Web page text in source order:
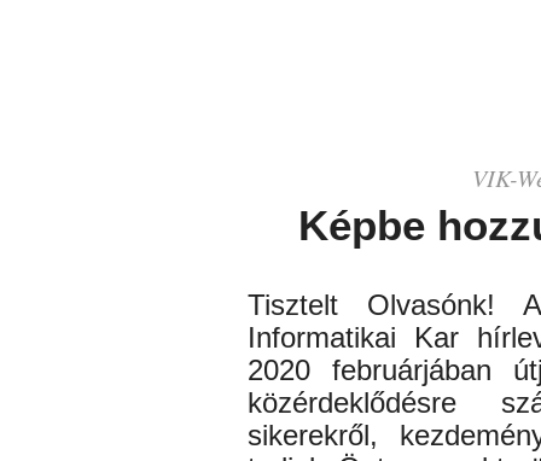
VIK-
Képbe
Tisztelt Olvasónk!
Informatikai Kar
2020 februárjában
közérdeklődésre
sikerekről,